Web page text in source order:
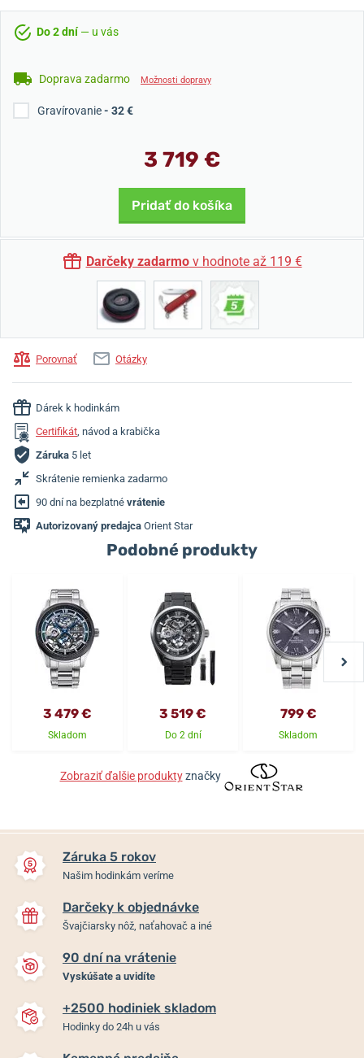
Do 2 dní— u vás
Doprava zadarmo Možnosti dopravy
Gravírovanie- 32 €
3 719 €
Pridať do košíka
Darčeky zadarmov hodnote až 119 €
Porovnať Otázky
Dárek k hodinkám
Certifikát, návod a krabička
Záruka 5 let
Skrátenie remienka zadarmo
90 dní na bezplatné vrátenie
Autorizovaný predajca Orient Star
Podobné produkty
3 479 €
Skladom
3 519 €
Do 2 dní
799 €
Skladom
Zobraziť ďalšie produktyznačky
Záruka 5 rokov
Našim hodinkám veríme
Darčeky k objednávke
Švajčiarsky nôž, naťahovač a iné
90 dní na vrátenie
Vyskúšate a uvidíte
+2500 hodiniek skladom
Hodinky do 24h u vás